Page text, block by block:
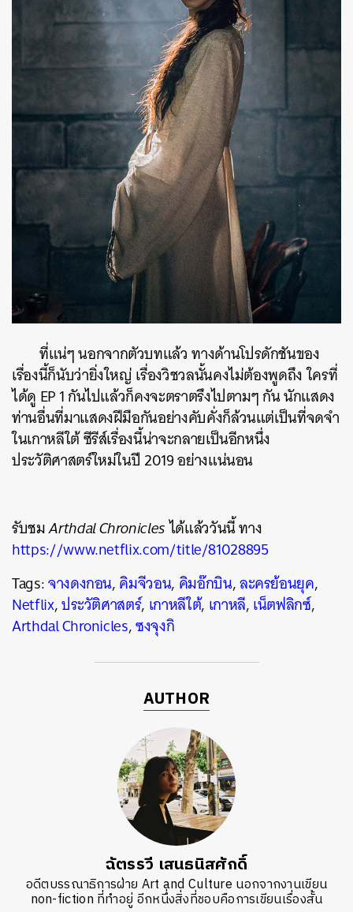
ที่แน่ๆ นอกจากตัวบทแล้ว ทางด้านโปรดักชันของ
เรื่องนี้ก็นับว่ายิ่งใหญ่ เรื่องวิชวลนั้นคงไม่ต้องพูดถึง ใครที่
ได้ดู EP 1 กันไปแล้วก็คงจะตราตรึงไปตามๆ กัน นักแสดง
ท่านอื่นที่มาแสดงฝีมือกันอย่างคับคั่งก็ล้วนแต่เป็นที่จดจำ
ในเกาหลีใต้ ซีรีส์เรื่องนี้น่าจะกลายเป็นอีกหนึ่ง
ประวัติศาสตร์ใหม่ในปี 2019 อย่างแน่นอน
รับชมArthdal Chroniclesได้แล้ววันนี้ ทาง
https://www.netflix.com/title/81028895
Tags:จางดงกอน,คิมจีวอน, คิมอ๊กบิน,ละครย้อนยุค,
Netflix,ประวัติศาสตร์, เกาหลีใต้, เกาหลี,เน็ตฟลิกซ์,
Arthdal Chronicles,ซงจุงกิ
AUTHOR
ฉัตรรวี เสนธนิสศักดิ์
อดีตบรรณาธิการฝ่าย Art and Culture นอกจากงานเขียน
non-fiction ที่ทำอยู่ อีกหนึ่งสิ่งที่ชอบคือการเขียนเรื่องสั้น